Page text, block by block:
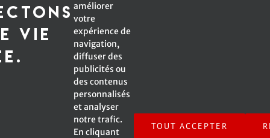
*Champ obligatoire
Inscrivez-moi à l'infolettre !
vie
améliorer
votre
expérience de
navigation,
diffuser des
publicités ou
des contenus
personnalisés
et analyser
notre trafic.
En cliquant
TOUT ACCEPTER